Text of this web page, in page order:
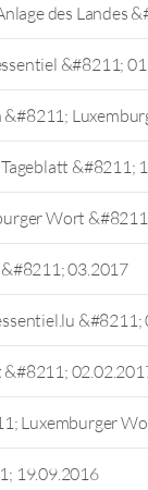
des Landes
&#8211;
&#8211;
Wort
03.2017
&#8211;
&#8211;
Luxemburger
19.09.2016